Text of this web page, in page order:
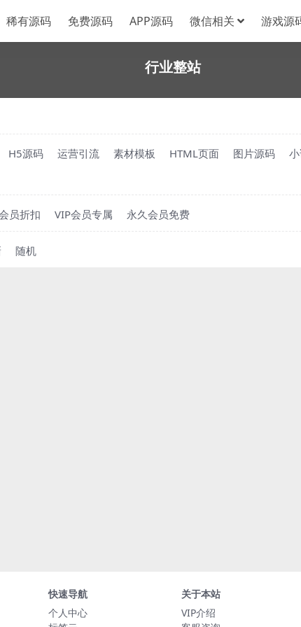
稀有源码 免费源码 APP源码 微信相关 游戏源
行业整站
H5源码 运营引流 素材模板 HTML页面 图片源码
员折扣 VIP会员专属 永久会员免费
随机
快速导航
个人中心
关于本站
VIP介绍